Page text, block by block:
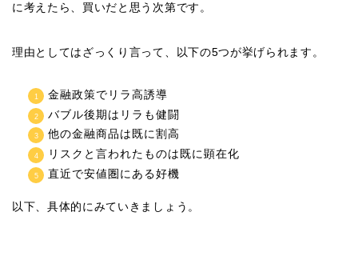
に考えたら、買いだと思う次第です。
理由としてはざっくり言って、以下の5つが挙げられます。
金融政策でリラ高誘導
バブル後期はリラも健闘
他の金融商品は既に割高
リスクと言われたものは既に顕在化
直近で安値圏にある好機
以下、具体的にみていきましょう。